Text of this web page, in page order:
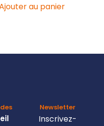
au panier
Newsletter
Inscrivez-